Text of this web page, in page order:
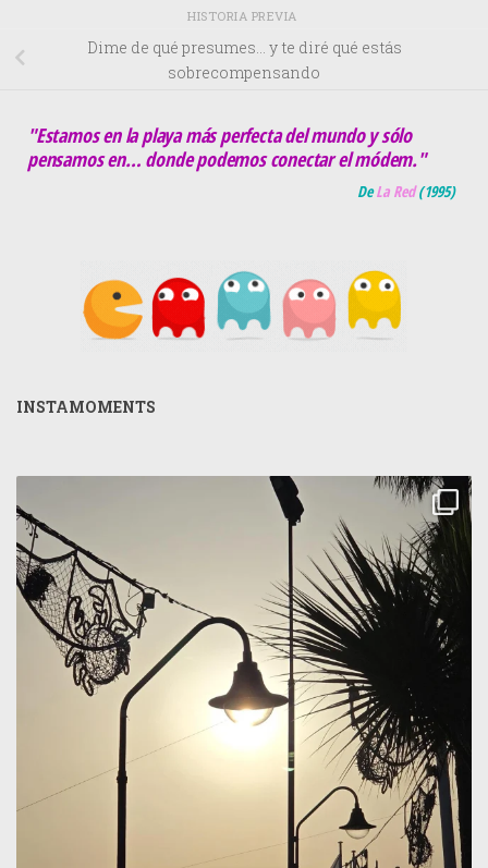
HISTORIA PREVIA
Dime de qué presumes… y te diré qué estás
sobrecompensando
"Estamos en la playa más perfecta del mundo y sólo
pensamos en… donde podemos conectar el módem."
DeLa Red(1995)
INSTAMOMENTS